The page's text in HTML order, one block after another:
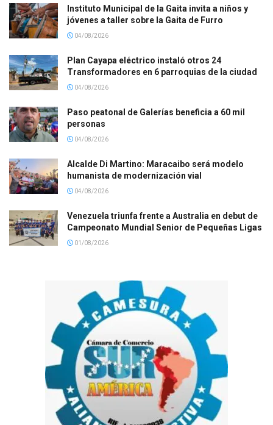
Instituto Municipal de la Gaita invita a niños y
jóvenes a taller sobre la Gaita de Furro
04/08/2026
Plan Cayapa eléctrico instaló otros 24
Transformadores en 6 parroquias de la ciudad
04/08/2026
Paso peatonal de Galerías beneficia a 60 mil
personas
04/08/2026
Alcalde Di Martino: Maracaibo será modelo
humanista de modernización vial
04/08/2026
Venezuela triunfa frente a Australia en debut de
Campeonato Mundial Senior de Pequeñas Ligas
01/08/2026